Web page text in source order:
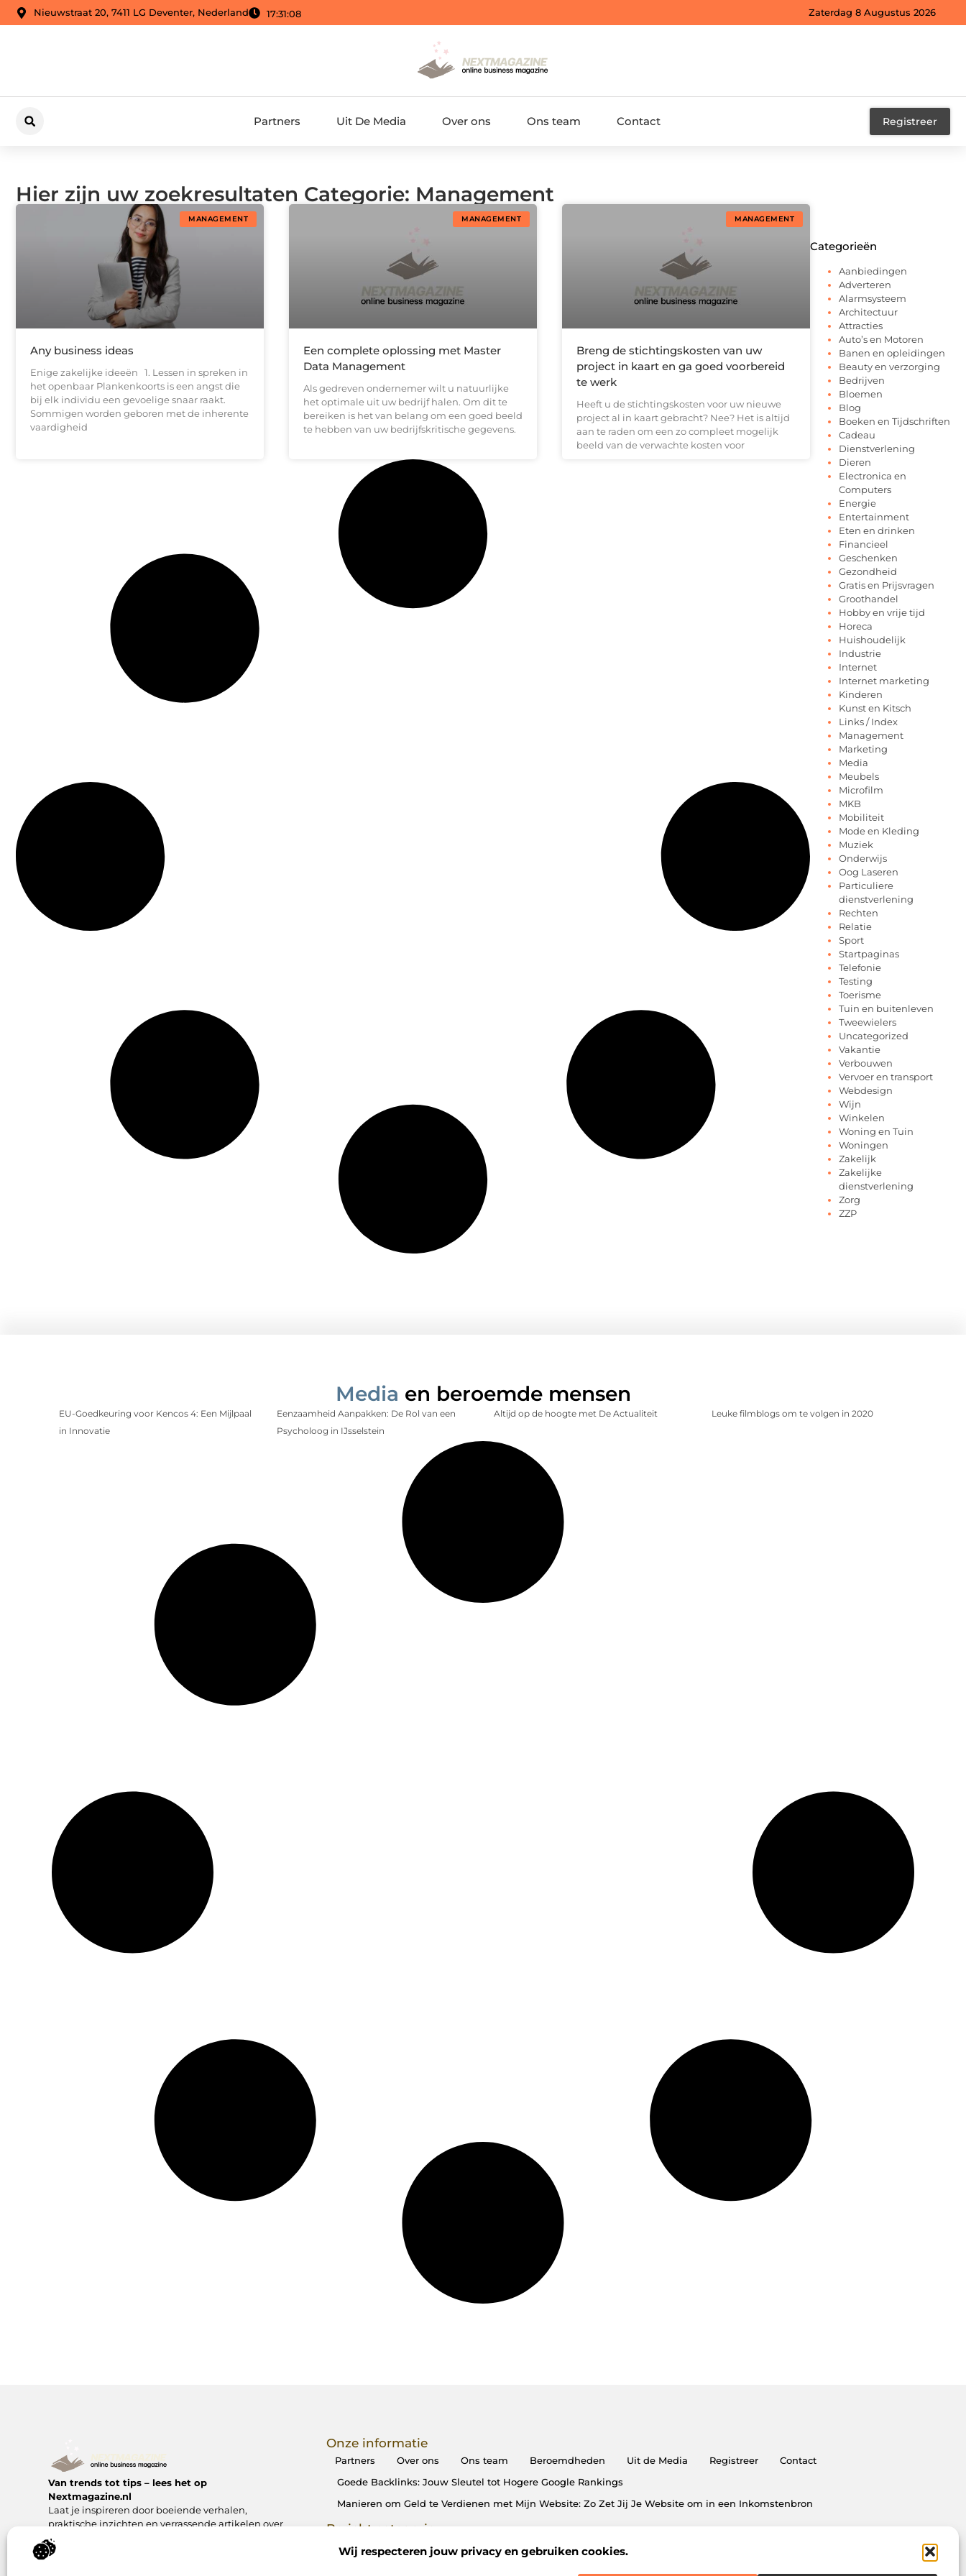
Wij respecteren jouw privacy en gebruiken cookies.
Nieuwstraat 20, 7411 LG Deventer, Nederland 17:31:09 Zaterdag 8 Augustus 2026
Partners Uit De Media Over ons Ons team Contact Registreer
Hier zijn uw zoekresultaten Categorie: Management
MANAGEMENT
Any business ideas
Enige zakelijke ideeën 1. Lessen in spreken in
het openbaar Plankenkoorts is een angst die
bij elk individu een gevoelige snaar raakt.
Sommigen worden geboren met de inherente
vaardigheid
MANAGEMENT
Een complete oplossing met Master
Data Management
Als gedreven ondernemer wilt u natuurlijke
het optimale uit uw bedrijf halen. Om dit te
bereiken is het van belang om een goed beeld
te hebben van uw bedrijfskritische gegevens.
MANAGEMENT
Breng de stichtingskosten van uw
project in kaart en ga goed voorbereid
te werk
Heeft u de stichtingskosten voor uw nieuwe
project al in kaart gebracht? Nee? Het is altijd
aan te raden om een zo compleet mogelijk
beeld van de verwachte kosten voor
Categorieën
Aanbiedingen
Adverteren
Alarmsysteem
Architectuur
Attracties
Auto’s en Motoren
Banen en opleidingen
Beauty en verzorging
Bedrijven
Bloemen
Blog
Boeken en Tijdschriften
Cadeau
Dienstverlening
Dieren
Electronica en
Computers
Energie
Entertainment
Eten en drinken
Financieel
Geschenken
Gezondheid
Gratis en Prijsvragen
Groothandel
Hobby en vrije tijd
Horeca
Huishoudelijk
Industrie
Internet
Internet marketing
Kinderen
Kunst en Kitsch
Links / Index
Management
Marketing
Media
Meubels
Microfilm
MKB
Mobiliteit
Mode en Kleding
Muziek
Onderwijs
Oog Laseren
Particuliere
dienstverlening
Rechten
Relatie
Sport
Startpaginas
Telefonie
Testing
Toerisme
Tuin en buitenleven
Tweewielers
Uncategorized
Vakantie
Verbouwen
Vervoer en transport
Webdesign
Wijn
Winkelen
Woning en Tuin
Woningen
Zakelijk
Zakelijke
dienstverlening
Zorg
ZZP
Media en beroemde mensen
EU-Goedkeuring voor Kencos 4: Een Mijlpaal
in Innovatie
Eenzaamheid Aanpakken: De Rol van een
Psycholoog in IJsselstein
Altijd op de hoogte met De Actualiteit Leuke filmblogs om te volgen in 2020
Van trends tot tips – lees het op
Nextmagazine.nl
Laat je inspireren door boeiende verhalen,
praktische inzichten en verrassende artikelen over
het leven van alledag en meer.
Onze informatie
Partners Over ons Ons team Beroemdheden Uit de Media Registreer
Contact
Goede Backlinks: Jouw Sleutel tot Hogere Google Rankings
Manieren om Geld te Verdienen met Mijn Website: Zo Zet Jij Je Website om in een Inkomstenbron
Bericht categorie